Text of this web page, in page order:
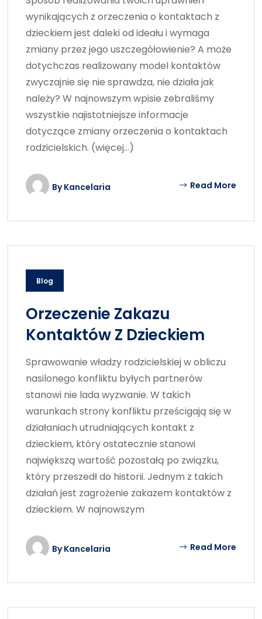
wynikających z orzeczenia o kontaktach z
dzieckiem jest daleki od ideału i wymaga
zmiany przez jego uszczegółowienie? A może
dotychczas realizowany model kontaktów
zwyczajnie się nie sprawdza, nie działa jak
należy? W najnowszym wpisie zebraliśmy
wszystkie najistotniejsze informacje
dotyczące zmiany orzeczenia o kontaktach
rodzicielskich. (więcej…)
ByKancelaria Read More
Blog
Orzeczenie Zakazu
Kontaktów Z Dzieckiem
Sprawowanie władzy rodzicielskiej w obliczu
nasilonego konfliktu byłych partnerów
stanowi nie lada wyzwanie. W takich
warunkach strony konfliktu prześcigają się w
działaniach utrudniających kontakt z
dzieckiem, który ostatecznie stanowi
największą wartość pozostałą po związku,
który przeszedł do historii. Jednym z takich
działań jest zagrożenie zakazem kontaktów z
dzieckiem. W najnowszym
ByKancelaria Read More